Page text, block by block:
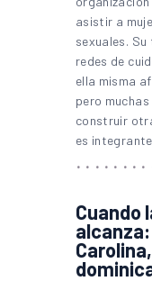
asistir a
sexuales.
redes de
ella misma
pero
construir
es
Cuando